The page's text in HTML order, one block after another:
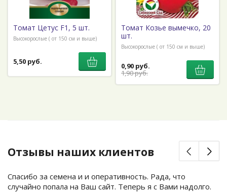
Томат Цетус F1, 5 шт.
Высокорослые ( от 150 см и выше)
5,50 руб.
Томат Козье вымечко, 20
шт.
Высокорослые ( от 150 см и выше)
0,90 руб.
1,90 руб.
Отзывы наших клиентов
Спасибо за семена и и оперативность. Рада, что
случайно попала на Ваш сайт. Теперь я с Вами надолго.